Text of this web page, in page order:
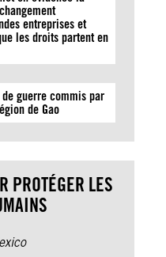
entreprises et
les droits partent en
guerre commis par
de Gao
PROTÉGER LES